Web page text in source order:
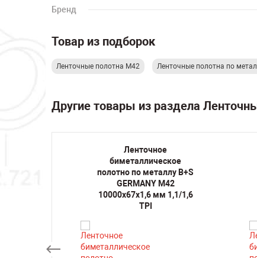
Бренд
Товар из подборок
Ленточные полотна М42 Ленточные полотна по
Другие товары из раздела
Ленточное
биметаллическое
полотно по металлу B+S
GERMANY M42
10000х67х1,6 мм 1,1/1,6
TPI